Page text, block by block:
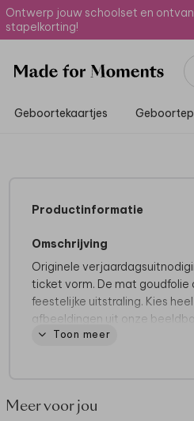
Ontwerp jouw schoolset en
stapelkorting!
Geboortekaartjes
Productinformatie
Omschrijving
Originele
ticket vorm. De mat
feestelijke uitstraling. Kies
afbeeldingen uit onze
en maak een unieke kaart.
Toon meer
Meer voor jou